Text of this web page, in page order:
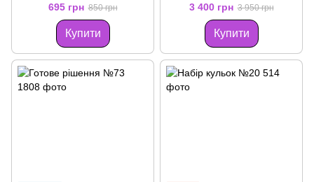
695 грн 850 грн
Купити
3 400 грн 3 950 грн
Купити